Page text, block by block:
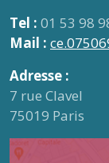
Tel : 01 53 98
Mail :
Adresse :
7 rue Clavel
75019 Paris